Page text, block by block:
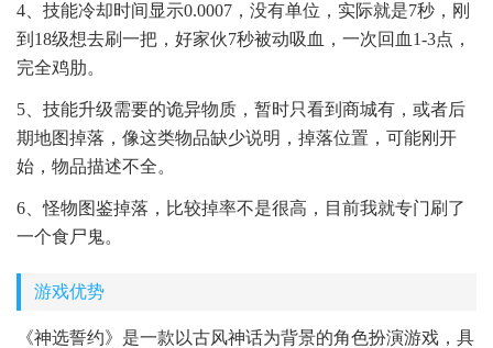
4、技能冷却时间显示0.0007，没有单位，实际就是7秒，刚
到18级想去刷一把，好家伙7秒被动吸血，一次回血1-3点，
完全鸡肋。
5、技能升级需要的诡异物质，暂时只看到商城有，或者后
期地图掉落，像这类物品缺少说明，掉落位置，可能刚开
始，物品描述不全。
6、怪物图鉴掉落，比较掉率不是很高，目前我就专门刷了
一个食尸鬼。
游戏优势
《神选誓约》是一款以古风神话为背景的角色扮演游戏，具